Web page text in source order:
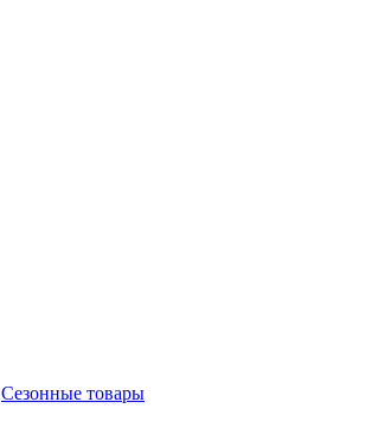
Сезонные товары